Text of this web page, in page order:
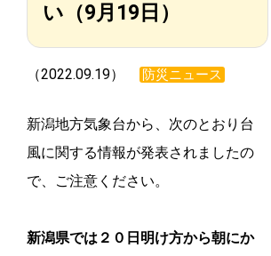
い（9月19日）
（2022.09.19） 防災ニュース
新潟地方気象台から、次のとおり台
風に関する情報が発表されましたの
で、ご注意ください。
新潟県では２０日明け方から朝にか